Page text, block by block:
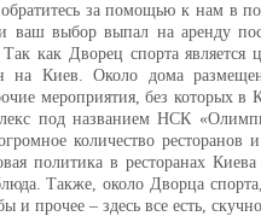
за помощью к нам в
ваш выбор выпал на аренду
Так как Дворец спорта
на Киев. Около дома
мероприятия, без которых
под названием НСК
количество
политика в ресторанах
Также, около Дворца
и прочее – здесь все есть,